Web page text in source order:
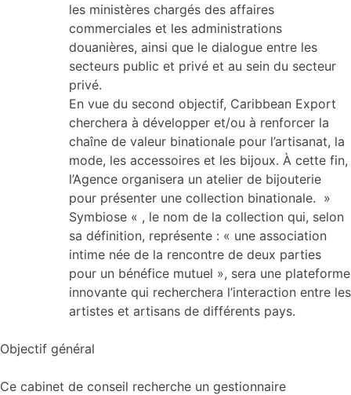
les ministères chargés des affaires
commerciales et les administrations
douanières, ainsi que le dialogue entre les
secteurs public et privé et au sein du secteur
privé.
En vue du second objectif, Caribbean Export
cherchera à développer et/ou à renforcer la
chaîne de valeur binationale pour l’artisanat, la
mode, les accessoires et les bijoux. À cette fin,
l’Agence organisera un atelier de bijouterie
pour présenter une collection binationale. »
Symbiose « , le nom de la collection qui, selon
sa définition, représente : « une association
intime née de la rencontre de deux parties
pour un bénéfice mutuel », sera une plateforme
innovante qui recherchera l’interaction entre les
artistes et artisans de différents pays.
Objectif général
Ce cabinet de conseil recherche un gestionnaire